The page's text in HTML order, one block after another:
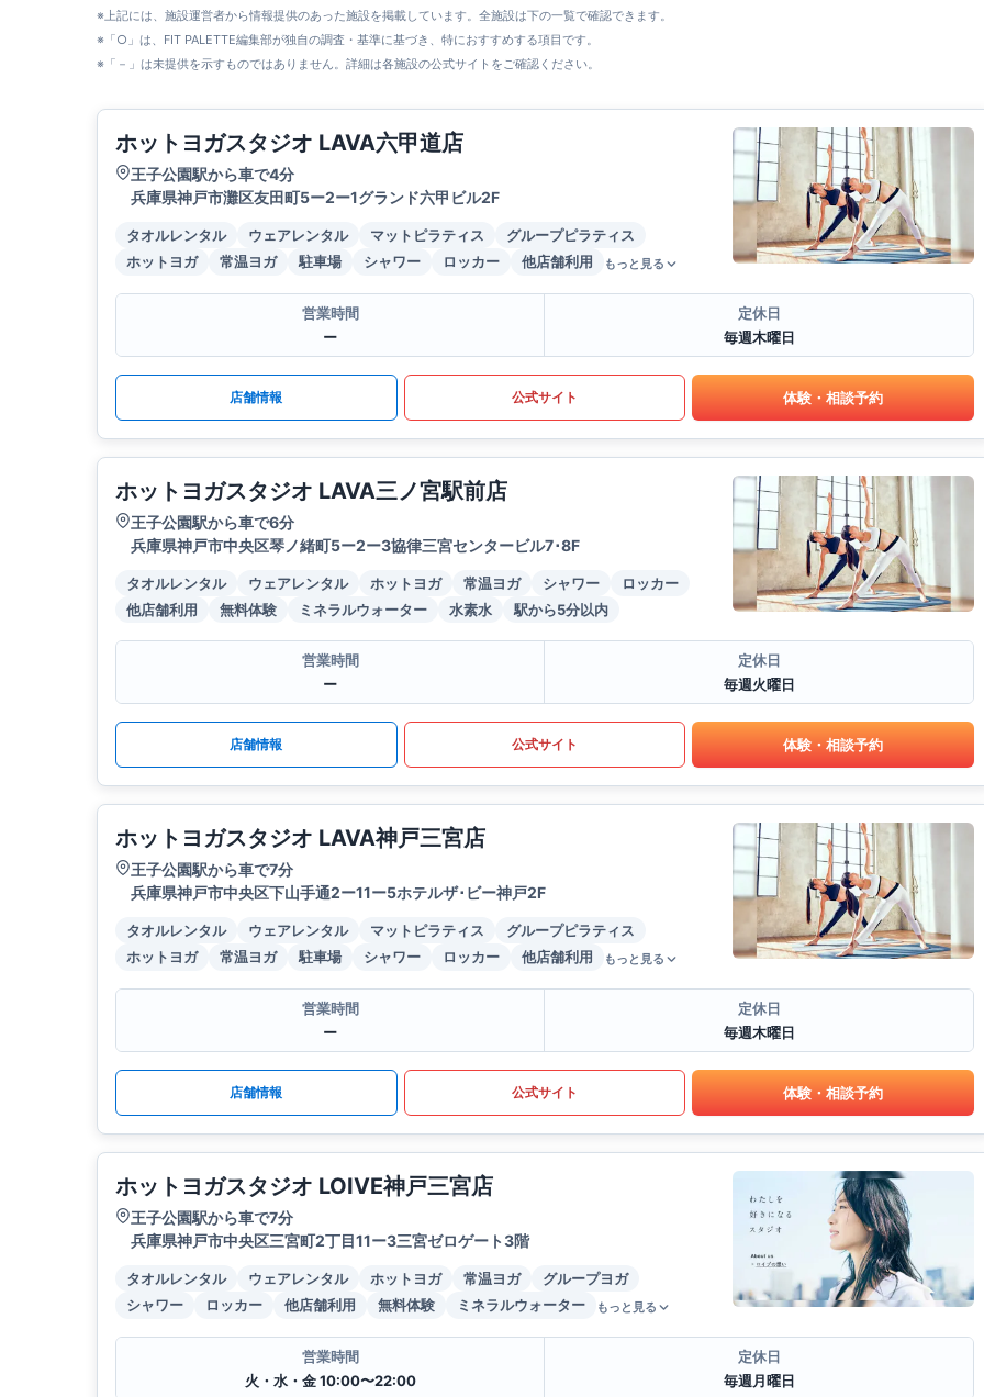
※上記には、施設運営者から情報提供のあった施設を掲載しています。全施設は下の一覧で確認できます。
※「○」は、FIT PALETTE編集部が独自の調査・基準に基づき、特におすすめする項目です。
※「－」は未提供を示すものではありません。詳細は各施設の公式サイトをご確認ください。
ホットヨガスタジオ LAVA六甲道店
王子公園駅から車で4分
兵庫県神戸市灘区友田町5ー2ー1グランド六甲ビル2F
タオルレンタル ウェアレンタル マットピラティス
グループピラティス
ホットヨガ
常温ヨガ 駐車場 シャワー ロッカー 他店舗利用 もっと見る
営業時間
ー
定休日
毎週木曜日
店舗情報 公式サイト 体験・相談予約
ホットヨガスタジオ LAVA三ノ宮駅前店
王子公園駅から車で6分
兵庫県神戸市中央区琴ノ緒町5ー2ー3協律三宮センタービル7･8F
タオルレンタル ウェアレンタル ホットヨガ 常温ヨガ シャワー
ロッカー
他店舗利用
無料体験 ミネラルウォーター 水素水 駅から5分以内
営業時間
ー
定休日
毎週火曜日
店舗情報 公式サイト 体験・相談予約
ホットヨガスタジオ LAVA神戸三宮店
王子公園駅から車で7分
兵庫県神戸市中央区下山手通2ー11ー5ホテルザ･ビー神戸2F
タオルレンタル ウェアレンタル マットピラティス
グループピラティス
ホットヨガ
常温ヨガ 駐車場 シャワー ロッカー 他店舗利用 もっと見る
営業時間
ー
定休日
毎週木曜日
店舗情報 公式サイト 体験・相談予約
ホットヨガスタジオ LOIVE神戸三宮店
王子公園駅から車で7分
兵庫県神戸市中央区三宮町2丁目11ー3三宮ゼロゲート3階
タオルレンタル ウェアレンタル ホットヨガ 常温ヨガ
グループヨガ
シャワー
ロッカー 他店舗利用 無料体験 ミネラルウォーター もっと見る
営業時間
火・水・金 10:00〜22:00
定休日
毎週月曜日